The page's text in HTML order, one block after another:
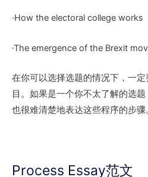
·How the electoral college works
·The emergence of the Brexit
在你可以选择选题的情况下，一
目。如果是一个你不太了解的选
也很难清楚地表达这些程序的步骤
Process Essay范文